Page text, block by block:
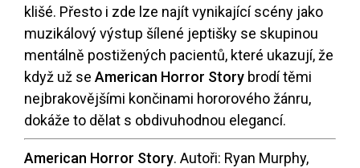
klišé. Přesto i zde lze najít vynikající scény jako
muzikálový výstup šílené jeptišky se skupinou
mentálně postižených pacientů, které ukazují, že
když už se American Horror Story brodí těmi
nejbrakovějšími končinami hororového žánru,
dokáže to dělat s obdivuhodnou elegancí.
American Horror Story. Autoři: Ryan Murphy,